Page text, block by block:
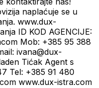
naplaćuje se u
www.dux-
ID KOD AGENCIJE:
Mob: +385 95 388
ivana@dux-
Tićak Agent s
Tel: +385 91 480
www.dux-istra.com